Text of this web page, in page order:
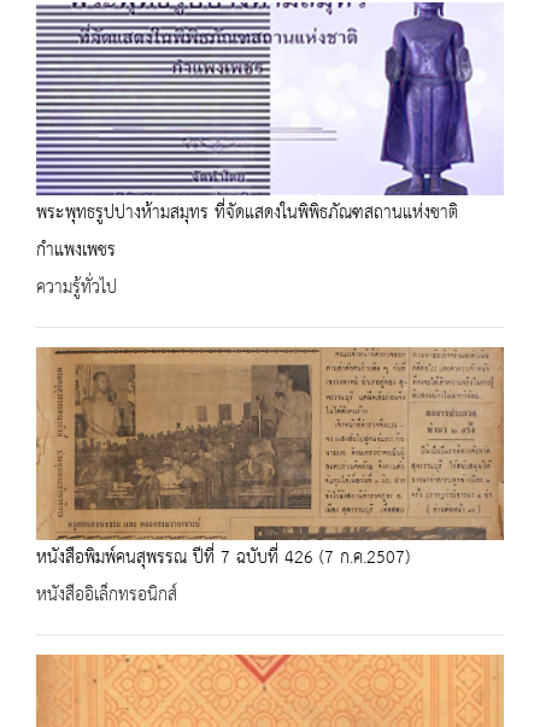
พระพุทธรูปปางห้ามสมุทร ที่จัดแสดงในพิพิธภัณฑสถานแห่งชาติ
กำแพงเพชร
ความรู้ทั่วไป
หนังสือพิมพ์คนสุพรรณ ปีที่ 7 ฉบับที่ 426 (7 ก.ค.2507)
หนังสืออิเล็กทรอนิกส์